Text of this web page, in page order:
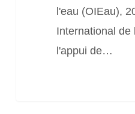
l'eau (OIEau),
International de
l'appui de…